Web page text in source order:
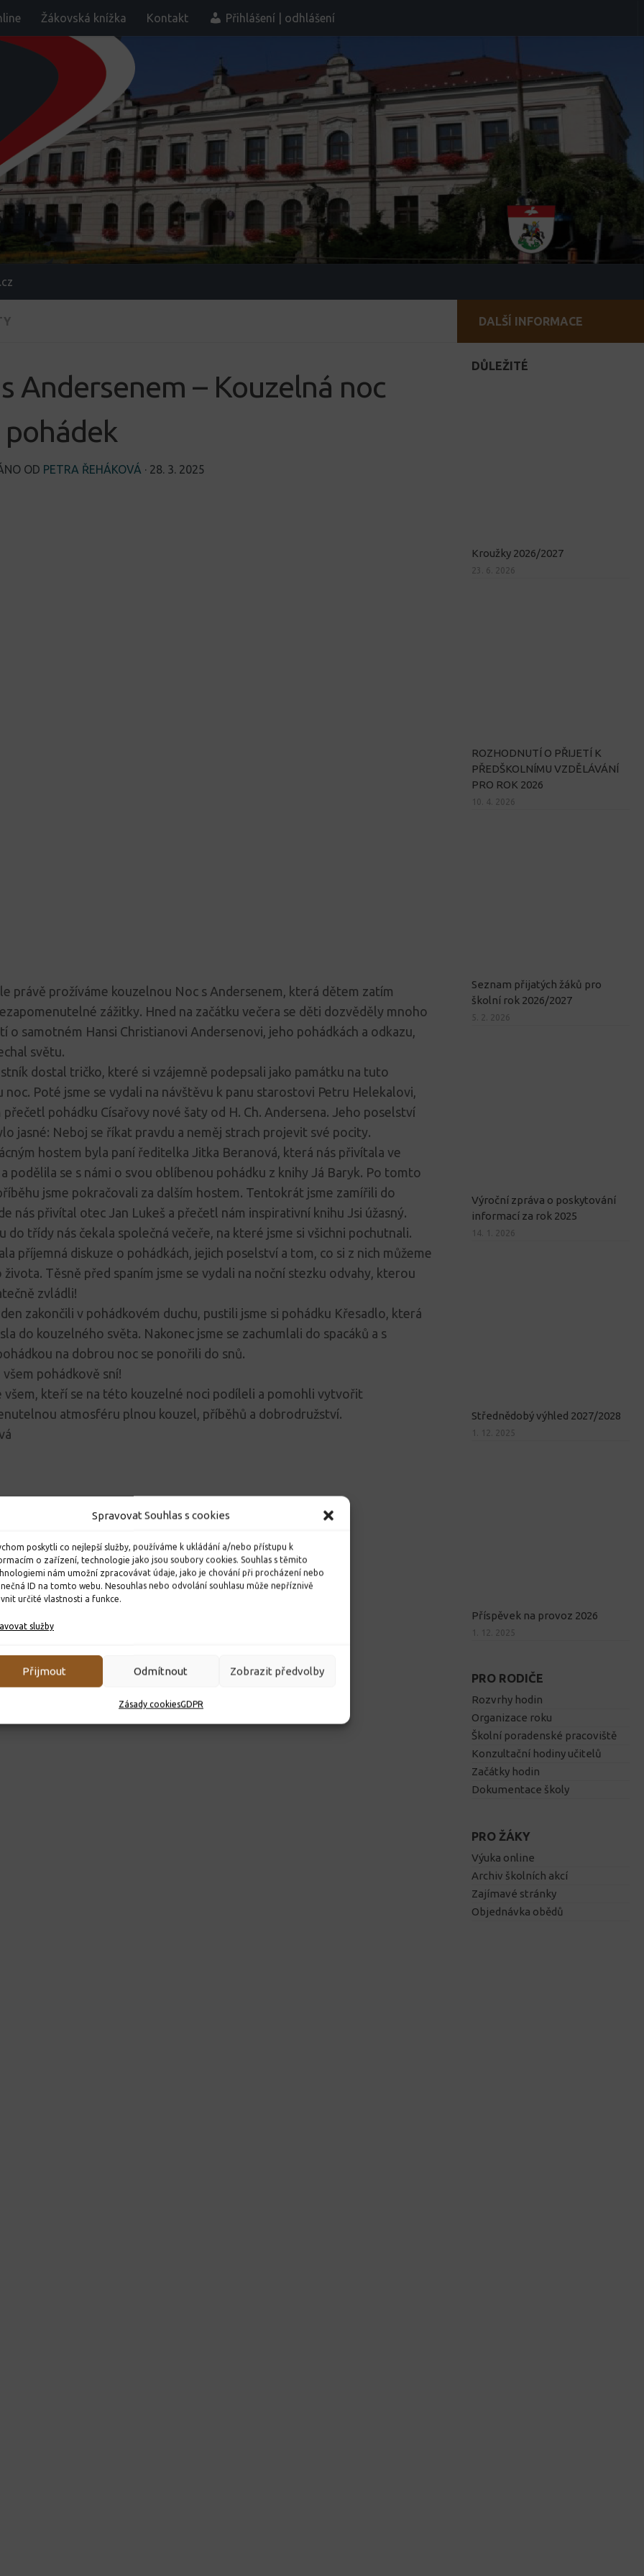
Spravovat Souhlas s cookies
poskytli co nejlepší služby, používáme k ukládání a/nebo přístupu k
o zařízení, technologie jako jsou soubory cookies. Souhlas s těmito
nám umožní zpracovávat údaje, jako je chování při procházení nebo
ID na tomto webu. Nesouhlas nebo odvolání souhlasu může nepříznivě
určité vlastnosti a funkce.
služby
Přijmout Odmítnout Zobrazit předvolby
Zásady cookiesGDPR
Žákovská knížka Kontakt Přihlášení | odhlášení
Andersenem – Kouzelná noc
OD PETRA ŘEHÁKOVÁ · 28. 3. 2025
právě prožíváme kouzelnou Noc s Andersenem, která dětem zatím
zážitky. Hned na začátku večera se děti dozvěděly mnoho
o samotném Hansi Christianovi Andersenovi, jeho pohádkách a odkazu,
světu.
dostal tričko, které si vzájemně podepsali jako památku na tuto
noc. Poté jsme se vydali na návštěvu k panu starostovi Petru Helekalovi,
pohádku Císařovy nové šaty od H. Ch. Andersena. Jeho poselství
jasné: Neboj se říkat pravdu a neměj strach projevit své pocity.
hostem byla paní ředitelka Jitka Beranová, která nás přivítala ve
podělila se s námi o svou oblíbenou pohádku z knihy Já Baryk. Po tomto
jsme pokračovali za dalším hostem. Tentokrát jsme zamířili do
nás přivítal otec Jan Lukeš a přečetl nám inspirativní knihu Jsi úžasný.
do třídy nás čekala společná večeře, na které jsme si všichni pochutnali.
příjemná diskuze o pohádkách, jejich poselství a tom, co si z nich můžeme
Těsně před spaním jsme se vydali na noční stezku odvahy, kterou
zvládli!
zakončili v pohádkovém duchu, pustili jsme si pohádku Křesadlo, která
do kouzelného světa. Nakonec jsme se zachumlali do spacáků a s
na dobrou noc se ponořili do snů.
pohádkově sní!
všem, kteří se na této kouzelné noci podíleli a pomohli vytvořit
atmosféru plnou kouzel, příběhů a dobrodružství.
DALŠÍ INFORMACE
DŮLEŽITÉ
Kroužky 2026/2027
23. 6. 2026
ROZHODNUTÍ O PŘIJETÍ K
PŘEDŠKOLNÍMU VZDĚLÁVÁNÍ
PRO ROK 2026
10. 4. 2026
Seznam přijatých žáků pro
školní rok 2026/2027
5. 2. 2026
Výroční zpráva o poskytování
informací za rok 2025
14. 1. 2026
Střednědobý výhled 2027/2028
1. 12. 2025
Příspěvek na provoz 2026
1. 12. 2025
PRO RODIČE
Rozvrhy hodin
Organizace roku
Školní poradenské pracoviště
Konzultační hodiny učitelů
Začátky hodin
Dokumentace školy
PRO ŽÁKY
Výuka online
Archiv školních akcí
Zajímavé stránky
Objednávka obědů